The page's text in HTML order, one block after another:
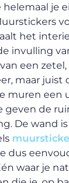
helemaal je
het
invulling
een
maar juist
muren een
geven de
De wand
dus
waar je